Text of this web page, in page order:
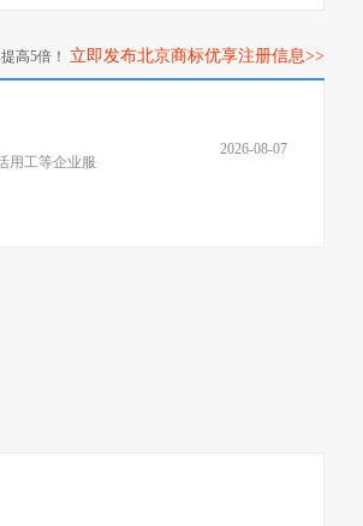
高5倍！ 立即发布北京商标优享注册信息>>
2026-08-07
用工等企业服